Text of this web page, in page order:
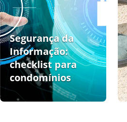
Segurança da
Informação:
checklist para
condomínios